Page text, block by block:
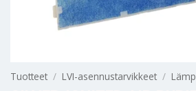
Tuotteet / LVI-asennustarvikkeet /